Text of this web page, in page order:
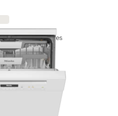
installation gratuites